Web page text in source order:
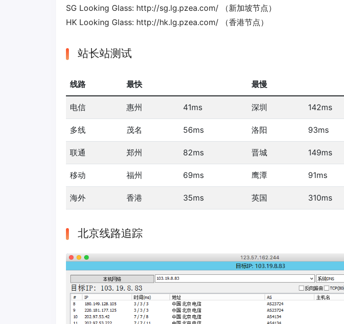
SG Looking Glass: http://sg.lg.pzea.com/ （新加坡节点）
HK Looking Glass: http://hk.lg.pzea.com/ （香港节点）
站长站测试
线路 最快 最慢
电信 惠州 41ms 深圳 142ms
多线 茂名 56ms 洛阳 93ms
联通 郑州 82ms 晋城 149ms
移动 福州 69ms 鹰潭 91ms
海外 香港 35ms 英国 310ms
北京线路追踪